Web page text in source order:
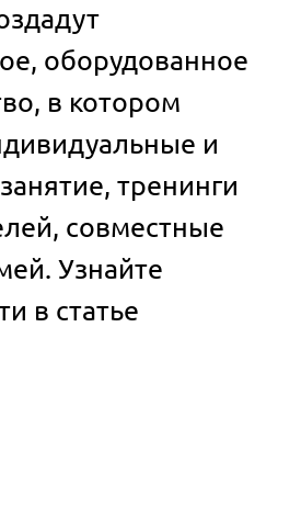
оборудованное
в котором
и
тренинги
совместные
Узнайте
в статье